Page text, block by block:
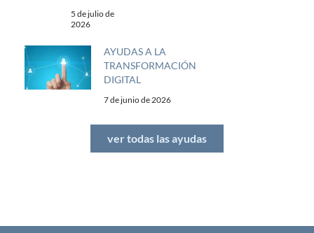
5 de julio de
2026
AYUDAS A LA
TRANSFORMACIÓN
DIGITAL
7 de junio de 2026
ver todas las ayudas